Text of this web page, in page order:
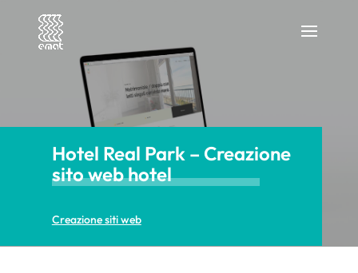
Hotel Real Park – Creazione
sito web hotel
Creazione siti web